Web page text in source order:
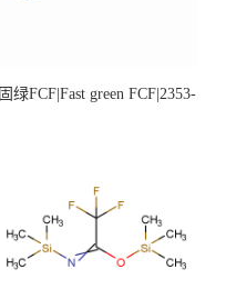
固绿FCF|Fast green FCF|2353-